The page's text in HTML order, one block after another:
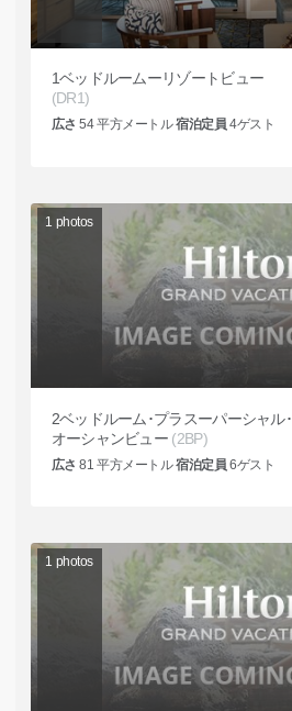
1ベッドルームーリゾートビュー
(DR1)
広さ 54平方メートル宿泊定員 4ゲスト
1 photos
2ベッドルーム･プラスーパーシャル･
オーシャンビュー (2BP)
広さ 81 平方メートル宿泊定員 6ゲスト
1 photos